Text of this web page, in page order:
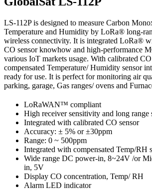
LS-112P is designed to measure Carbon
Temperature and Humidity by LoRa® long-
wireless connectivity. It is integrated LoRa®
CO sensor knowhow and high-performance
various IoT markets usage. With calibrated
compensated Temperature/ Humidity sensor
ready for use. It is perfect for monitoring air
parking, garage, Gas ranges/ ovens and
LoRaWAN™ compliant
High receiver sensitivity and long range
Integrated with calibrated CO sensor
Accuracy: ± 5% or ±30ppm
Range: 0 ~ 500ppm
Integrated with compensated Temp/RH
Wide range DC power-in, 8~24V /or
in, 5V
Display CO concentration, Temp/ RH
Alarm LED indicator